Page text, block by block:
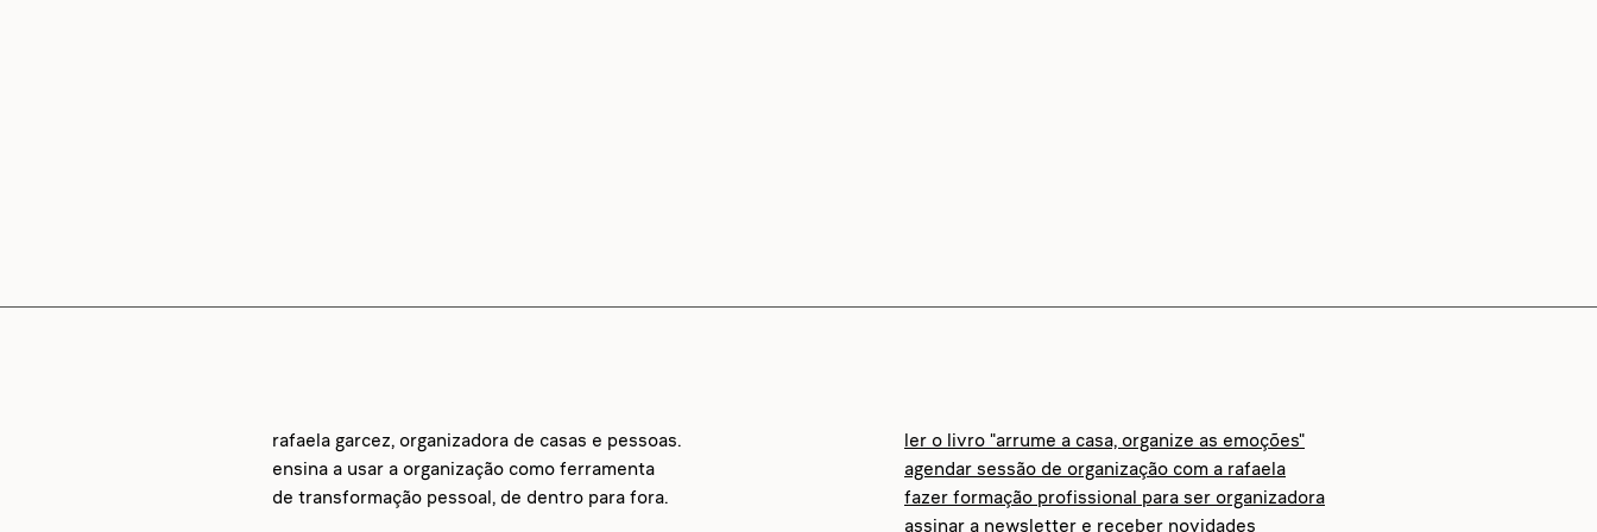
rafaela garcez, organizadora de casas e pessoas.
ensina a usar a organização como ferramenta
de transformação pessoal, de dentro para fora.
ler o livro "arrume a casa, organize as emoções"
agendar sessão de organização com a rafaela
fazer formação profissional para ser organizadora
assinar a newsletter e receber novidades